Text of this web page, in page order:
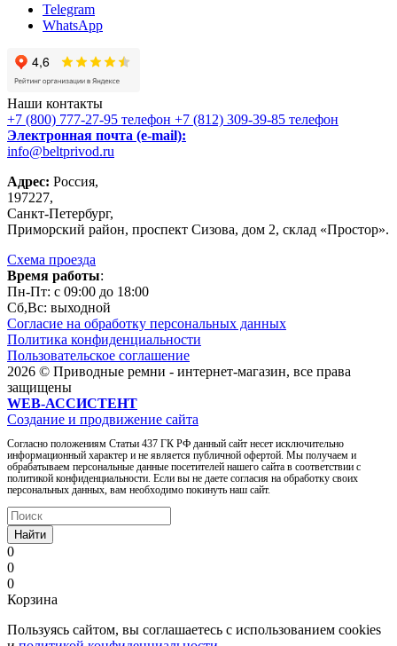
Telegram
WhatsApp
Наши контакты
+7 (800) 777-27-95 телефон +7 (812) 309-39-85 телефон
Электронная почта (e-mail):
info@beltprivod.ru
Адрес: Россия,
197227,
Санкт-Петербург,
Приморский район, проспект Сизова, дом 2, склад «Простор».
Схема проезда
Время работы:
Пн-Пт: c 09:00 до 18:00
Сб,Вc: выходной
Согласие на обработку персональных данных
Политика конфиденциальности
Пользовательское соглашение
2026 © Приводные ремни - интернет-магазин, все права
защищены
WEB-АССИСТЕНТ
Создание и продвижение сайта
Согласно положениям Статьи 437 ГК РФ данный сайт несет исключительно
информационный характер и не является публичной офертой. Мы получаем и
обрабатываем персональные данные посетителей нашего сайта в соответствии с
политикой конфиденциальности. Если вы не даете согласия на обработку своих
персональных данных, вам необходимо покинуть наш сайт.
Найти
0
0
0
Корзина
Пользуясь сайтом, вы соглашаетесь с использованием cookies